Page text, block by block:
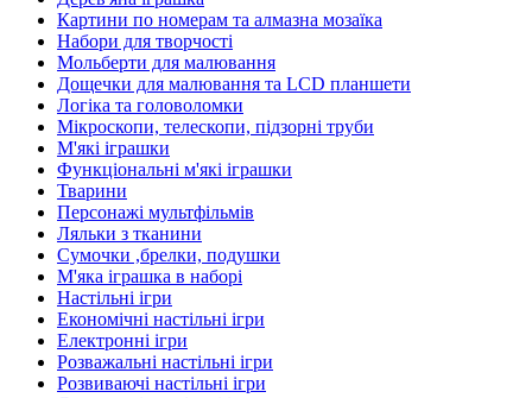
Картини по номерам та алмазна мозаїка
Набори для творчості
Мольберти для малювання
Дощечки для малювання та LCD планшети
Логіка та головоломки
Мікроскопи, телескопи, підзорні труби
М'які іграшки
Функціональні м'які іграшки
Тварини
Персонажі мультфільмів
Ляльки з тканини
Сумочки ,брелки, подушки
М'яка іграшка в наборі
Настільні ігри
Економічні настільні ігри
Електронні ігри
Розважальні настільні ігри
Розвиваючі настільні ігри